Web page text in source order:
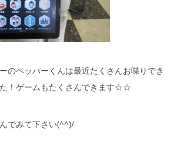
のペッパーくんは最近たくさんお喋りでき
！ゲームもたくさんできます☆☆
でみて下さい(^^)/